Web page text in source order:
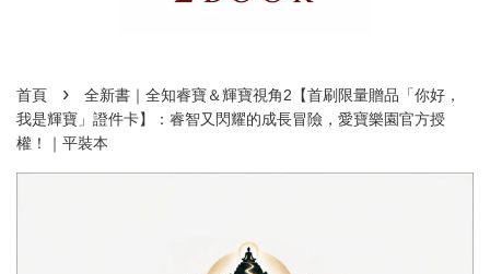
首頁 ›
全新書｜全知睿寶＆輝寶視角2【首刷限量贈品「你好，
我是輝寶」證件卡】：睿智又閃耀的成長冒險，愛寶樂園官方授
權！｜平裝本